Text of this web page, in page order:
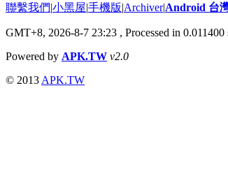
聯繫我們|小黑屋|手機版|Archiver|Android 台
GMT+8, 2026-8-7 23:23 , Processed in
Powered by APK.TW v2.0
© 2013 APK.TW